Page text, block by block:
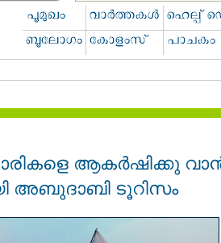
ആകര്‍ഷിക്കു
അബുദാബി ടൂറിസം